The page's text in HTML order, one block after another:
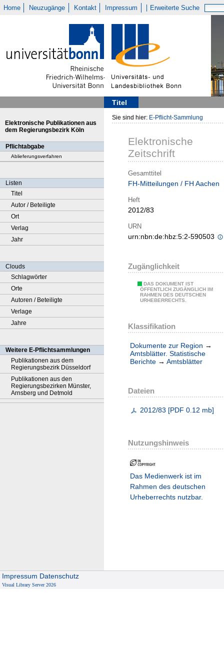
Home Neuzugänge Kontakt Impressum Erweiterte Suche
Titel
Elektronische Publikationen aus
dem Regierungsbezirk Köln
Pflichtabgabe
Ablieferungsverfahren
Listen
Titel
Autor / Beteiligte
Ort
Verlag
Jahr
Clouds
Schlagwörter
Orte
Autoren / Beteiligte
Verlage
Jahre
Weitere E-Pflichtsammlungen
Publikationen aus dem
Regierungsbezirk Düsseldorf
Publikationen aus den
Regierungsbezirken Münster,
Arnsberg und Detmold
Sie sind hier: E-Pflicht-Sammlung
Elektronische
Zeitschrift
Gesamttitel
FH-Mitteilungen / FH Aachen
Heft
2012/83
URN
urn:nbn:de:hbz:5:2-590503
Zugänglichkeit
DAS DOKUMENT IST
ÖFFENTLICH ZUGÄNGLICH IM
RAHMEN DES DEUTSCHEN
URHEBERRECHTS.
Klassifikation
Dokumente zur Region →
Amtsblätter. Statistische
Berichte → Amtsblätter
Dateien
2012/83 [PDF 0.12 mb]
Nutzungshinweis
Das Medienwerk ist im
Rahmen des deutschen
Urheberrechts nutzbar.
Impressum Datenschutz
Visual Library Server 2026